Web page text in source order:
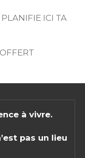
ICI TA
à vivre.
pas un lieu